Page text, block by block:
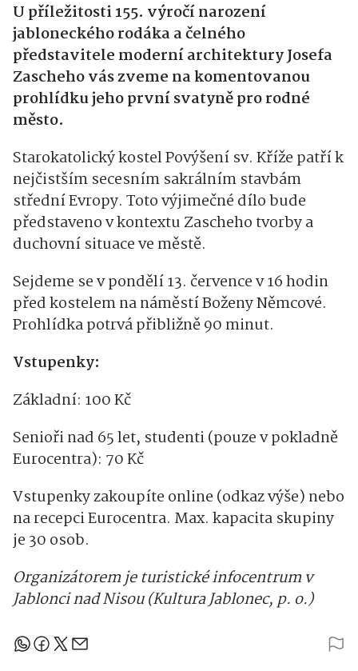
U příležitosti 155. výročí narození
jabloneckého rodáka a čelného
představitele moderní architektury Josefa
Zascheho vás zveme na komentovanou
prohlídku jeho první svatyně pro rodné
město.
Starokatolický kostel Povýšení sv. Kříže patří k
nejčistším secesním sakrálním stavbám
střední Evropy. Toto výjimečné dílo bude
představeno v kontextu Zascheho tvorby a
duchovní situace ve městě.
Sejdeme se v pondělí 13. července v 16 hodin
před kostelem na náměstí Boženy Němcové.
Prohlídka potrvá přibližně 90 minut.
Vstupenky:
Základní: 100 Kč
Senioři nad 65 let, studenti (pouze v pokladně
Eurocentra): 70 Kč
Vstupenky zakoupíte online (odkaz výše) nebo
na recepci Eurocentra. Max. kapacita skupiny
je 30 osob.
Organizátorem je turistické infocentrum v
Jablonci nad Nisou (Kultura Jablonec, p. o.)
Sdílejte článek